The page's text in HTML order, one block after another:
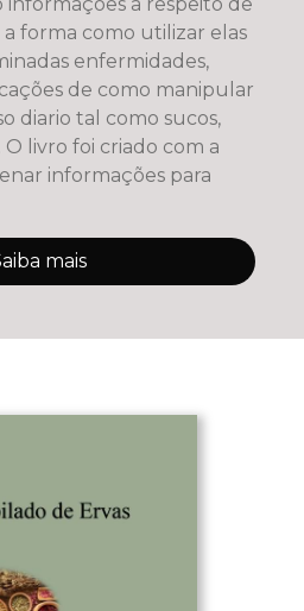
a respeito de
forma como utilizar elas
enfermidades,
de como manipular
diario tal como sucos,
O livro foi criado com a
informações para
mais